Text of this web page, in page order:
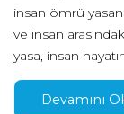
insan ömrü
ve insan
yasa, insan
yasaları düzenler.
kurtarıcıların;
Devamını